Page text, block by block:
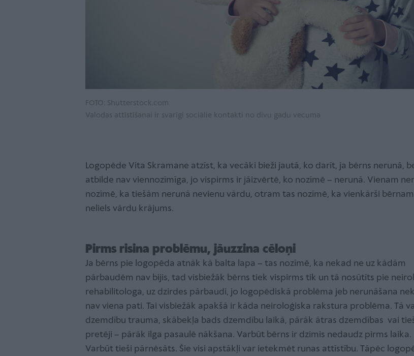
FOTO: Shutterstock.com
Valodas attīstīšanai ir svarīgi sociālie kontakti no divu gadu vecuma
Logopēde Vita Skramane atzīst, ka vecāki bieži jautā, ko darīt, ja bērns nerunā,
atbilde nav viennozīmīga, jo vispirms ir jāizvērtē, ko nozīmē – nerunā. Vienam
nozīmē, ka tiešām nerunā nevienu vārdu, otram tas nozīmē, ka vienkārši
neliels vārdu krājums.
Pirms risina problēmu, jāuzzina cēloņi
Ja bērns pie logopēda atnāk kā balta lapa – tas nozīmē, ka nekad ne uz kādām
pārbaudēm nav bijis, tad visbiežāk bērns tiek vispirms tik un tā nosūtīts pie
rehabilitologa, uz dzirdes pārbaudi, jo logopēdiskā problēma jeb nerunāšana
nav viena pati. Tai visbiežāk apakšā ir kāda neiroloģiska rakstura problēma. Tā
dzemdību trauma, skābekļa bads dzemdību laikā, pārāk ātras dzemdības vai
pretēji – pārāk ilga pasaulē nākšana. Varbūt bērns ir dzimis nedaudz pirms laika.
Varbūt tieši pārnēsāts. Šie visi apstākļi var ietekmēt runas attīstību. Tāpēc